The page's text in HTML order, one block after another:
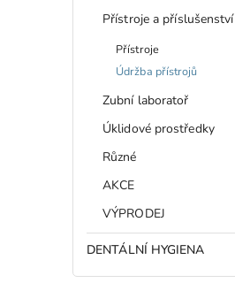
Přístroje a příslušenství
Přístroje
Údržba přístrojů
Zubní laboratoř
Úklidové prostředky
Různé
AKCE
VÝPRODEJ
DENTÁLNÍ HYGIENA